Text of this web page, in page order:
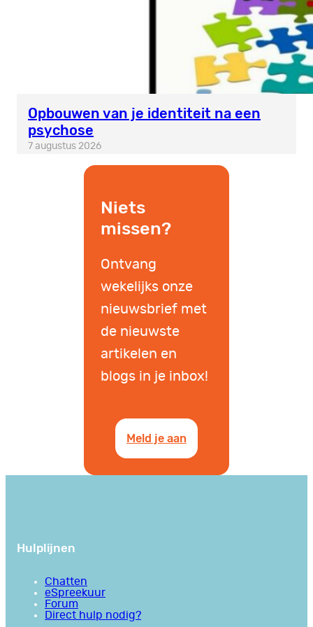
Opbouwen van je identiteit na een
psychose
7 augustus 2026
Niets
missen?
Ontvang
wekelijks onze
nieuwsbrief met
de nieuwste
artikelen en
blogs in je inbox!
Meld je aan
Hulplijnen
Chatten
eSpreekuur
Forum
Direct hulp nodig?